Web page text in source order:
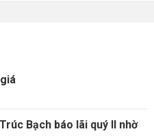
Bạch báo lãi quý II nhờ